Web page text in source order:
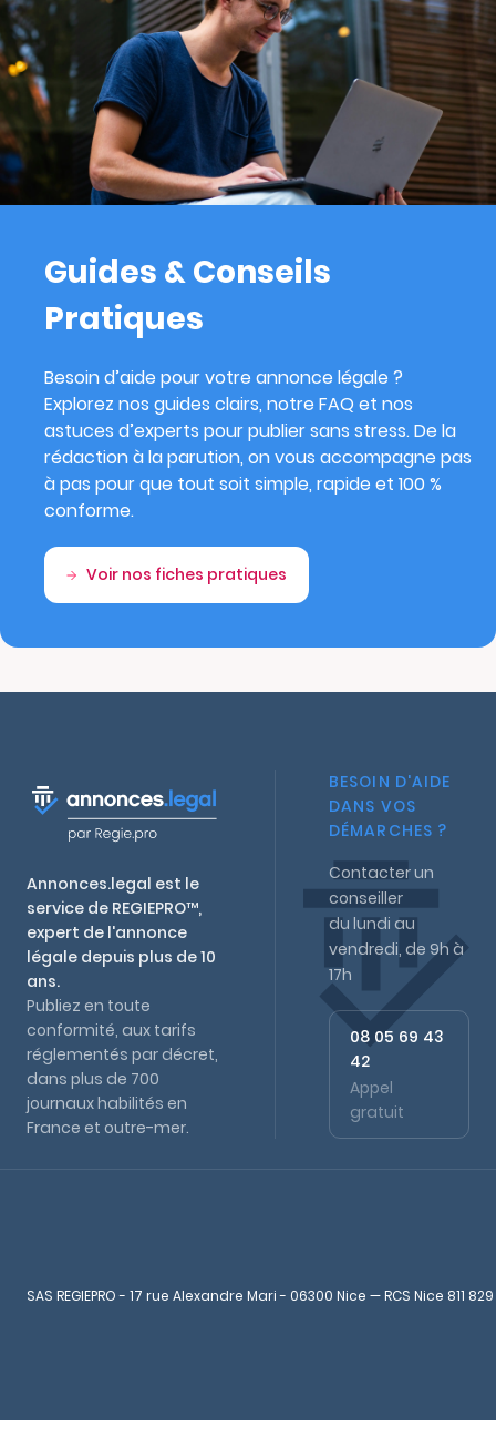
Guides & Conseils
Pratiques
Besoin d’aide pour votre annonce légale ?
Explorez nos guides clairs, notre FAQ et nos
astuces d’experts pour publier sans stress. De la
rédaction à la parution, on vous accompagne pas
à pas pour que tout soit simple, rapide et 100 %
conforme.
Voir nos fiches pratiques
Annonces.legal est le
service de REGIEPRO™,
expert de l'annonce
légale depuis plus de 10
ans.
Publiez en toute
conformité, aux tarifs
réglementés par décret,
dans plus de 700
journaux habilités en
France et outre-mer.
BESOIN D'AIDE
DANS VOS
DÉMARCHES ?
Contacter un
conseiller
du lundi au
vendredi, de 9h à
17h
08 05 69 43
42
Appel
gratuit
SAS REGIEPRO - 17 rue Alexandre Mari - 06300 Nice — RCS Nice 811